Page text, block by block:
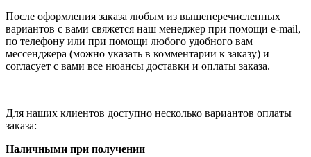
После оформления заказа любым из вышеперечисленных
вариантов с вами свяжется наш менеджер при помощи e-mail,
по телефону или при помощи любого удобного вам
мессенджера (можно указать в комментарии к заказу) и
согласует с вами все нюансы доставки и оплаты заказа.
Для наших клиентов доступно несколько вариантов оплаты
заказа:
Наличными при получении